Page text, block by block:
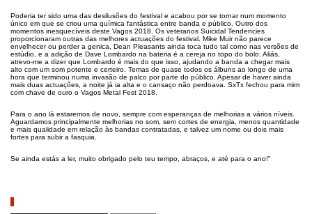
Poderia ter sido uma das desilusões do festival e acabou por se tornar num momento
único em que se criou uma química fantástica entre banda e público. Outro dos
momentos inesquecíveis deste Vagos 2018. Os veteranos Suicidal Tendencies
proporcionaram outras das melhores actuações do festival. Mike Muir não parece
envelhecer ou perder a genica, Dean Pleasants ainda toca tudo tal como nas versões de
estúdio, e a adição de Dave Lombardo na bateria é a cereja no topo do bolo. Aliás,
atrevo-me a dizer que Lombardo é mais do que isso, ajudando a banda a chegar mais
alto com um som potente e certeiro. Temas de quase todos os álbuns ao longo de uma
hora que terminou numa invasão de palco por parte do público. Apesar de haver ainda
mais duas actuações, a noite já ia alta e o cansaço não perdoava. SxTx fechou para mim
com chave de ouro o Vagos Metal Fest 2018.
Para o ano lá estaremos de novo, sempre com esperanças de melhorias a vários níveis.
Aguardamos principalmente melhorias no som, sem cortes de energia, menos quantidade
e mais qualidade em relação às bandas contratadas, e talvez um nome ou dois mais
fortes para subir a fasquia.
Se ainda estás a ler, muito obrigado pelo teu tempo, abraços, e até para o ano!"